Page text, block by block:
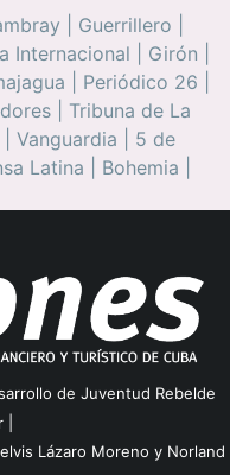
Guerrillero
Internacional Girón
Periódico 26
Tribuna de La
Vanguardia
5 de
Latina Bohemia
de Juventud Rebelde
|
Lázaro Moreno y Norland